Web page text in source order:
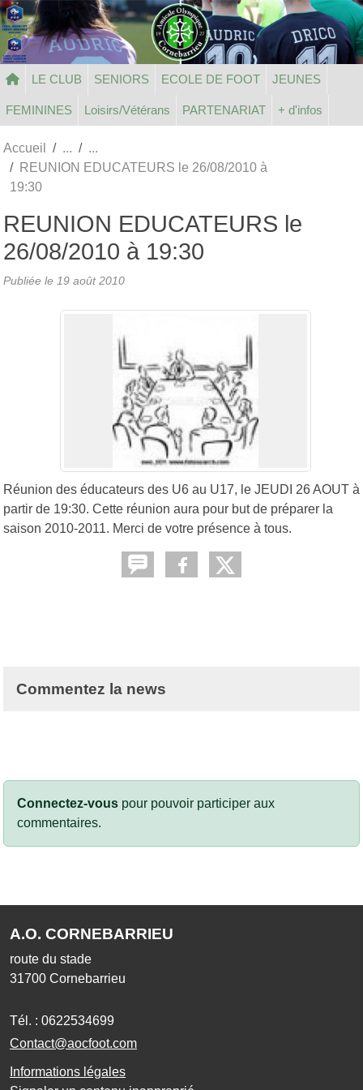
LE CLUB SENIORS ECOLE DE FOOT JEUNES
FEMININES Loisirs/Vétérans PARTENARIAT + d'infos
Accueil
REUNION EDUCATEURS le 26/08/2010 à
19:30
REUNION EDUCATEURS le
26/08/2010 à 19:30
Publiée le 19 août 2010
Réunion des éducateurs des U6 au U17, le JEUDI 26 AOUT à
partir de 19:30. Cette réunion aura pour but de préparer la
saison 2010-2011. Merci de votre présence à tous.
Commentez la news
Connectez-vous pour pouvoir participer aux
commentaires.
A.O. CORNEBARRIEU
route du stade
31700 Cornebarrieu
Tél. : 0622534699
Contact@aocfoot.com
Informations légales
Panneau de gestion des cookies